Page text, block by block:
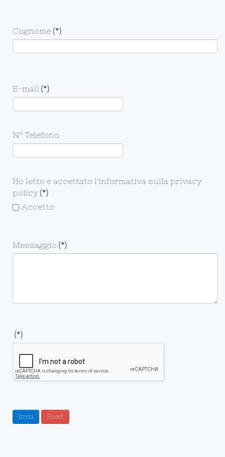
Cognome (*)
E-mail (*)
N° Telefono
Ho letto e accettato l'informativa sulla privacy
policy (*)
Accetto
Messaggio (*)
(*)
Invia Reset